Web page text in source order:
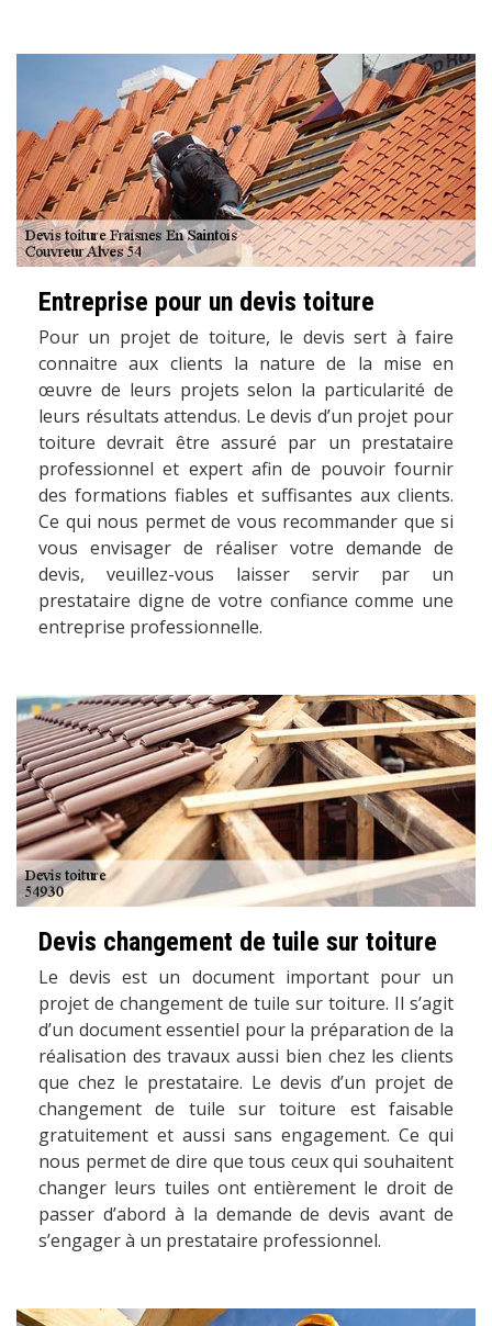
Entreprise pour un devis toiture
Pour un projet de toiture, le devis sert à faire
connaitre aux clients la nature de la mise en
œuvre de leurs projets selon la particularité de
leurs résultats attendus. Le devis d’un projet pour
toiture devrait être assuré par un prestataire
professionnel et expert afin de pouvoir fournir
des formations fiables et suffisantes aux clients.
Ce qui nous permet de vous recommander que si
vous envisager de réaliser votre demande de
devis, veuillez-vous laisser servir par un
prestataire digne de votre confiance comme une
entreprise professionnelle.
Devis changement de tuile sur toiture
Le devis est un document important pour un
projet de changement de tuile sur toiture. Il s’agit
d’un document essentiel pour la préparation de la
réalisation des travaux aussi bien chez les clients
que chez le prestataire. Le devis d’un projet de
changement de tuile sur toiture est faisable
gratuitement et aussi sans engagement. Ce qui
nous permet de dire que tous ceux qui souhaitent
changer leurs tuiles ont entièrement le droit de
passer d’abord à la demande de devis avant de
s’engager à un prestataire professionnel.